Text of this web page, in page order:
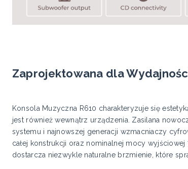
Zaprojektowana dla
Konsola Muzyczna R610 charakteryzuje się
jest również wewnątrz urządzenia. Zasilana
systemu i najnowszej generacji wzmacniaczy
całej konstrukcji oraz nominalnej mocy
dostarcza niezwykle naturalne brzmienie, które